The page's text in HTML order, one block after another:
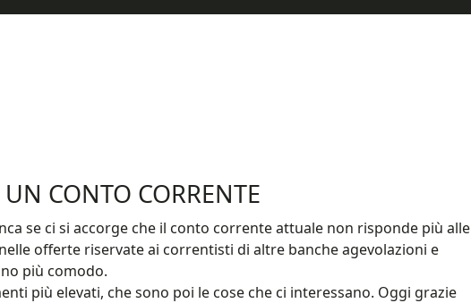
CONTO CORRENTE
se ci si accorge che il conto corrente attuale non risponde più alle
offerte riservate ai correntisti di altre banche agevolazioni e
più comodo.
più elevati, che sono poi le cose che ci interessano. Oggi grazie